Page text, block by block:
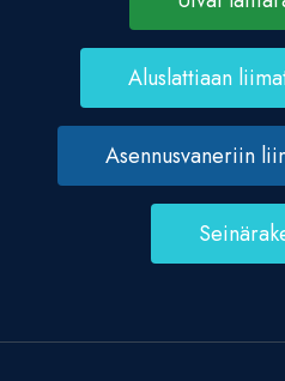
Aluslattiaan
Asennusvaneriin